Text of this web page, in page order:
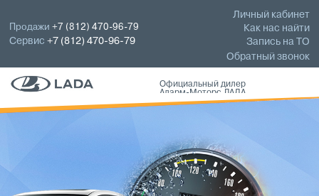
Личный кабинет
Как нас найти
Запись на ТО
Обратный звонок
Продажи+7 (812) 470-96-79
Сервис+7 (812) 470-96-79
Официальный дилер
Аларм-Моторс ЛАДА